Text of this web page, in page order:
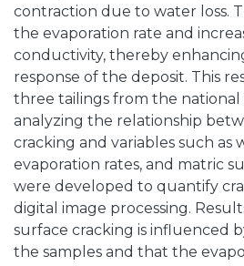
contraction due to water loss.
the evaporation rate and
conductivity, thereby
response of the deposit. This
three tailings from the national
analyzing the relationship
cracking and variables such as
evaporation rates, and matric
were developed to quantify
digital image processing.
surface cracking is influenced
the samples and that the